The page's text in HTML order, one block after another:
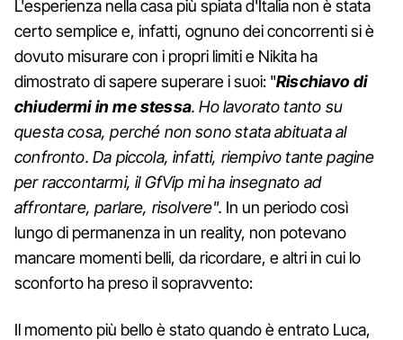
L'esperienza nella casa più spiata d'Italia non è stata
certo semplice e, infatti, ognuno dei concorrenti si è
dovuto misurare con i propri limiti e Nikita ha
dimostrato di sapere superare i suoi: "Rischiavo di
chiudermi in me stessa. Ho lavorato tanto su
questa cosa, perché non sono stata abituata al
confronto. Da piccola, infatti, riempivo tante pagine
per raccontarmi, il GfVip mi ha insegnato ad
affrontare, parlare, risolvere". In un periodo così
lungo di permanenza in un reality, non potevano
mancare momenti belli, da ricordare, e altri in cui lo
sconforto ha preso il sopravvento:
Il momento più bello è stato quando è entrato Luca,